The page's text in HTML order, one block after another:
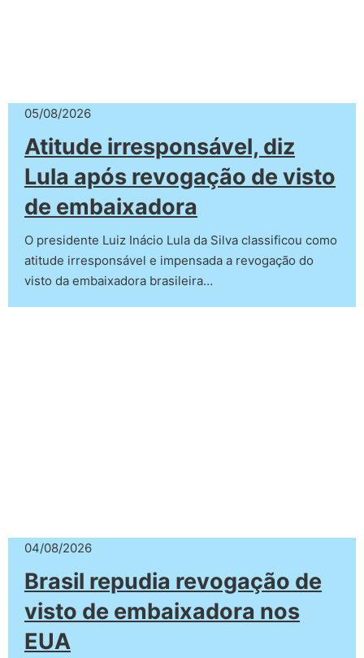
05/08/2026
Atitude irresponsável, diz
Lula após revogação de visto
de embaixadora
O presidente Luiz Inácio Lula da Silva classificou como
atitude irresponsável e impensada a revogação do
visto da embaixadora brasileira…
04/08/2026
Brasil repudia revogação de
visto de embaixadora nos
EUA